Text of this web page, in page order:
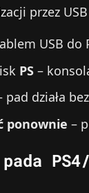
przez
USB
PS –
pad działa
ponownie –